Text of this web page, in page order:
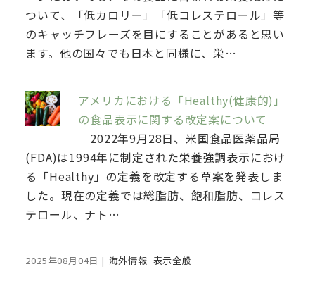
ついて、「低カロリー」「低コレステロール」等
のキャッチフレーズを目にすることがあると思い
ます。他の国々でも日本と同様に、栄…
アメリカにおける「Healthy(健康的)」
の食品表示に関する改定案について
2022年9月28日、米国食品医薬品局
(FDA)は1994年に制定された栄養強調表示におけ
る「Healthy」の定義を改定する草案を発表しま
した。現在の定義では総脂肪、飽和脂肪、コレス
テロール、ナト…
2025年08月04日 | 海外情報 表示全般